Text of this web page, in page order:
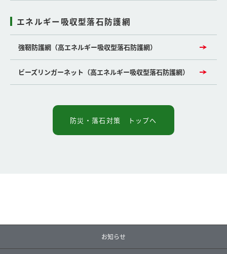
エネルギー吸収型落石防護網
強靭防護網（高エネルギー吸収型落石防護網）
ビーズリンガーネット（高エネルギー吸収型落石防護網）
防災・落石対策 トップへ
お知らせ